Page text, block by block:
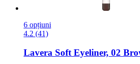
6 opțiuni
4.2 (41)
Lavera Soft Eyeliner, 02